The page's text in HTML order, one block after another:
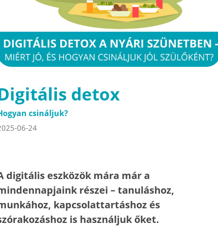
detox
csináljuk?
06-24
digitális eszközök mára már a
részei – tanuláshoz,
kapcsolattartáshoz és
is használjuk őket.